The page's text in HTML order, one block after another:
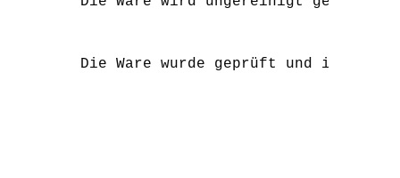
Die Ware wurde geprüft und ist